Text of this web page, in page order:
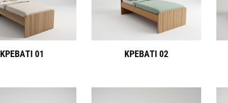
ΚΡΕΒΑΤΙ 01 ΚΡΕΒΑΤΙ 02